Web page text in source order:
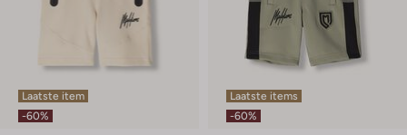
Laatste item
-60%
Laatste items
-60%